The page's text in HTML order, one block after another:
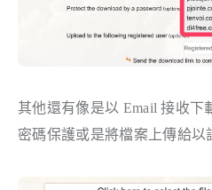
其他還有像是以 Email 接收下
密碼保護或是將檔案上傳給以